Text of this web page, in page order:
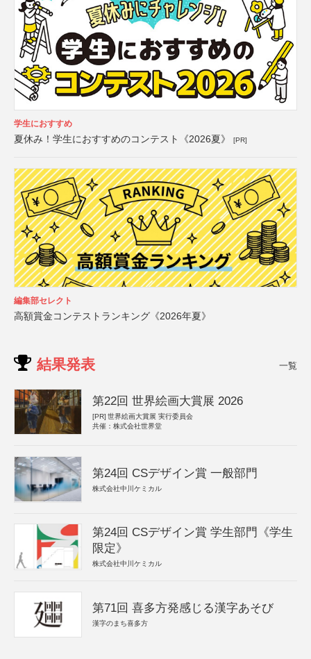
学生におすすめ
夏休み！学生におすすめのコンテスト《2026夏》 [PR]
編集部セレクト
高額賞金コンテストランキング《2026年夏》
結果発表 一覧
第22回 世界絵画大賞展 2026
[PR] 世界絵画大賞展 実行委員会
共催：株式会社世界堂
第24回 CSデザイン賞 一般部門
株式会社中川ケミカル
第24回 CSデザイン賞 学生部門《学生
限定》
株式会社中川ケミカル
第71回 喜多方発感じる漢字あそび
漢字のまち喜多方